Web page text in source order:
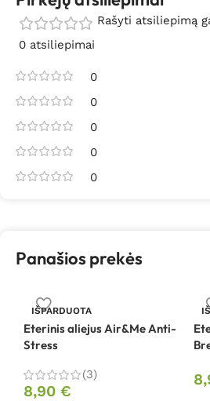
0 atsiliepimai
0
0
0
0
0
Rašyti atsiliepimą
Panašios prekės
IŠPARDUOTA
Eterinis aliejus Air&Me Anti-
Stress
(3)
8,90 €